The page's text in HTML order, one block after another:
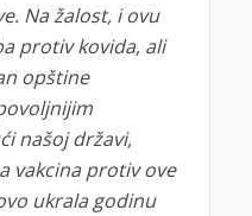
Na žalost, i ovu
protiv kovida, ali
opštine
našoj državi,
vakcina protiv ove
ukrala godinu